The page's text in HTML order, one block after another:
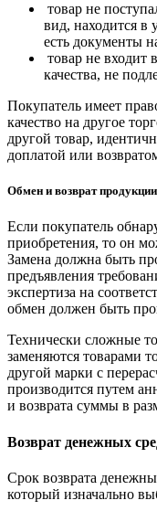
товар не
вид, находится в
есть документы
товар не входит
качества, не
Покупатель имеет
качество на другое
другой товар,
доплатой или
Обмен и возврат
Если покупатель
приобретения, то он
Замена должна быть
предъявления
экспертиза на
обмен должен быть
Технически сложные
заменяются товарами
другой марки с
производится путем
и возврата суммы в
Возврат денежных
Срок возврата
который изначально